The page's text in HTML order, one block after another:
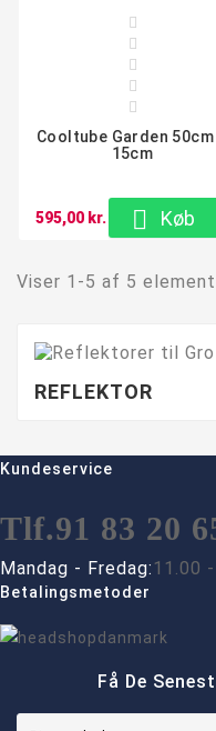





Cooltube Garden 50cm
15cm
595,00 kr.  Køb
Viser 1-5 af 5
REFLEKTOR
Kundeservice
Tlf.91 83 20
Mandag - Fredag: 11.00
Betalingsmetoder
Få De